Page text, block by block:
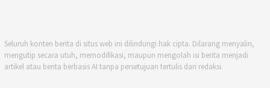
Seluruh konten berita di situs web ini dilindungi hak cipta. Dilarang menyalin,
mengutip secara utuh, memodifikasi, maupun mengolah isi berita menjadi
artikel atau berita berbasis AI tanpa persetujuan tertulis dari redaksi.